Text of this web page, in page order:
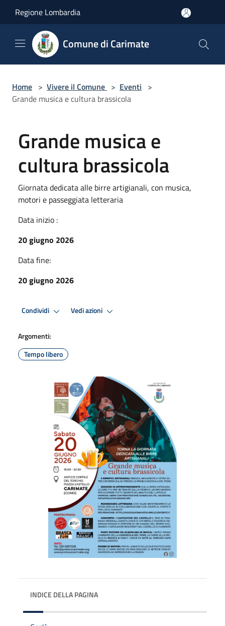
Regione Lombardia
Comune di Carimate
Home > Vivere il Comune > Eventi >
Grande musica e cultura brassicola
Grande musica e
cultura brassicola
Giornata dedicata alle birre artigianali, con musica,
motori e passeggiata letteraria
Data inizio :
20 giugno 2026
Data fine:
20 giugno 2026
Condividi Vedi azioni
Argomenti:
Tempo libero
INDICE DELLA PAGINA